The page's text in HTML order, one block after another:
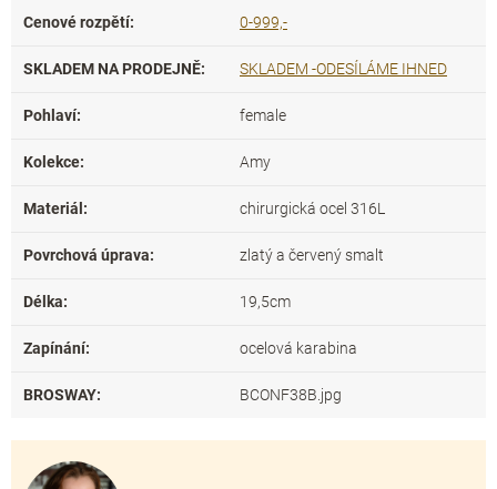
Cenové rozpětí: 0-999,-
SKLADEM NA PRODEJNĚ: SKLADEM -ODESÍLÁME IHNED
Pohlaví: female
Kolekce: Amy
Materiál : chirurgická ocel 316L
Povrchová úprava: zlatý a červený smalt
Délka: 19,5cm
Zapínání: ocelová karabina
BROSWAY: BCONF38B.jpg